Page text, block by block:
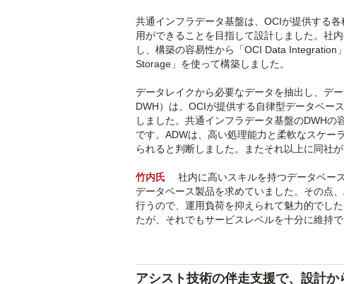
共通インフラデータ基盤は、OCIが提供する
用ができることを目指して設計しました。社
し、構築の容易性から「OCI Data Integration
Storage」を使って構築しました。
データレイクから必要なデータを抽出し、デ
DWH）は、OCIが提供する自律型データベー
しました。共通インフラデータ基盤のDWH
です。ADWは、高い処理能力と柔軟なスケー
られると判断しました。またそれ以上に同社
竹内氏
社内に高いスキルを持つデータベー
データベース製品を求めていました。その点
行うので、運用負荷を抑えられて魅力的でし
たが、それでもサービスレベルを十分に維持
アシスト技術の伴走支援で、設計